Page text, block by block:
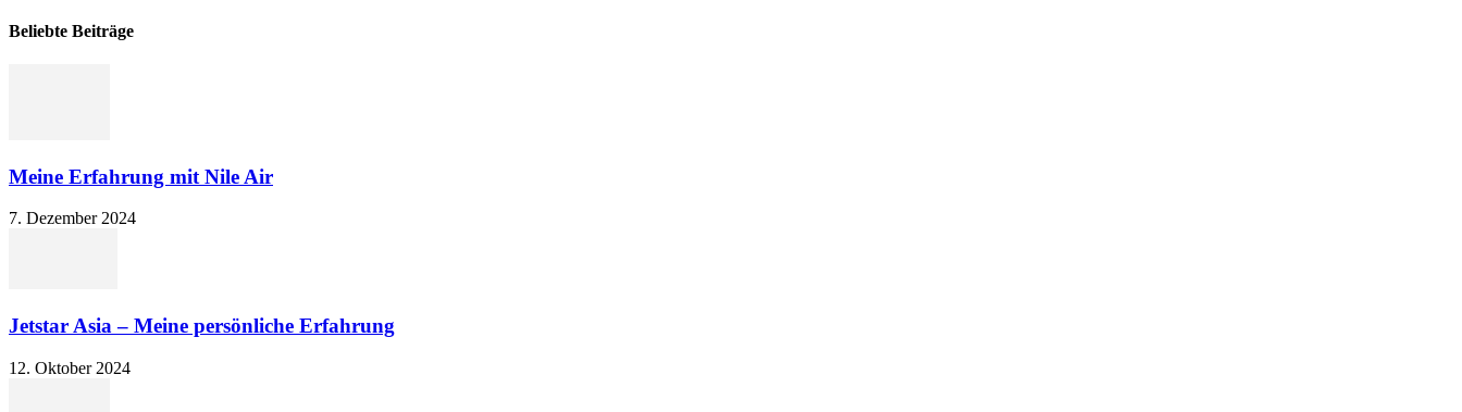
Beliebte Beiträge
Meine Erfahrung mit Nile Air
7. Dezember 2024
Jetstar Asia – Meine persönliche Erfahrung
12. Oktober 2024